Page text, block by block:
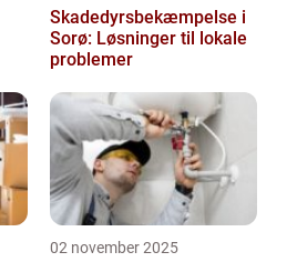
Skadedyrsbekæmpelse i
Sorø: Løsninger til lokale
problemer
02 november 2025